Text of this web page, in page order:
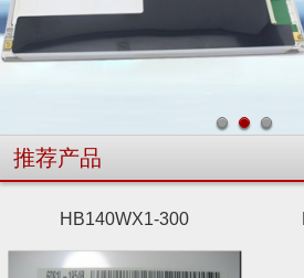
推荐产品
HB140WX1-300